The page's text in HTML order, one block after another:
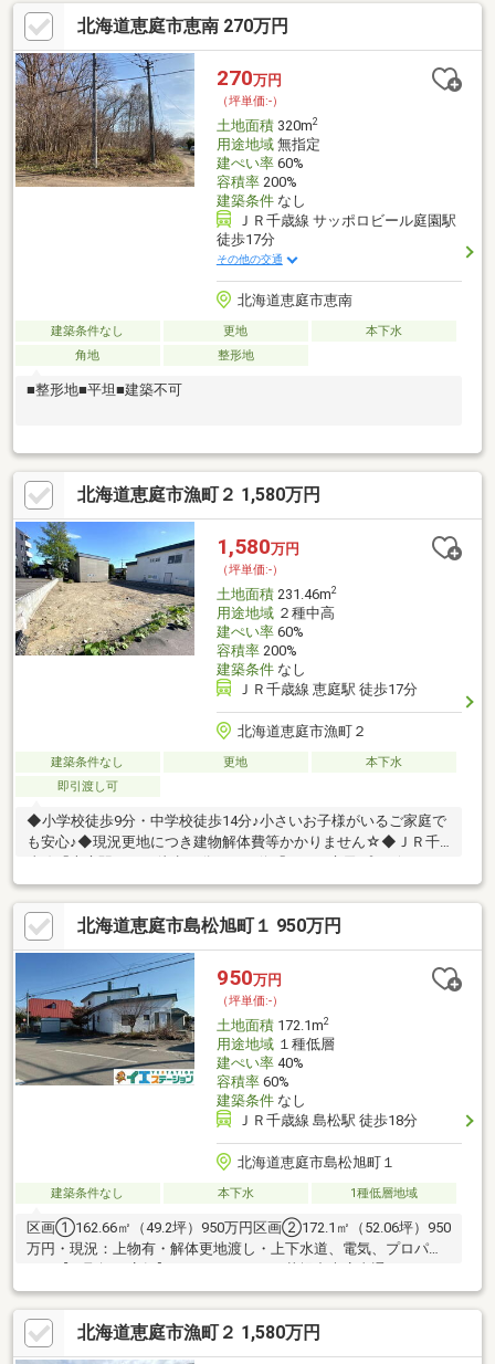
高層住居専用地域住居系＋事業のバランスが取れる◆建ぺい率
60％容積率200％ボリュームある建築も検討可能■JR恵み野駅徒歩
13分通勤通学や来院動線もスムーズ◆周辺に飲食店やクリニック
が点在集客の流れがすでにできているエリア■小学校徒歩4分ファ
ミリー向け住宅需要も見込める
北海道恵庭市恵南 270万円
270万円
（坪単価:-）
土地面積320m2
用途地域無指定
建ぺい率60%
容積率200%
建築条件なし
ＪＲ千歳線 サッポロビール庭園駅
徒歩17分
その他の交通
北海道恵庭市恵南
建築条件なし 更地
本下水
角地
整形地
■整形地■平坦■建築不可
北海道恵庭市漁町２ 1,580万円
1,580万円
（坪単価:-）
土地面積231.46m2
用途地域２種中高
建ぺい率60%
容積率200%
建築条件なし
ＪＲ千歳線 恵庭駅 徒歩17分
北海道恵庭市漁町２
建築条件なし 更地
本下水
即引渡し可
◆小学校徒歩9分・中学校徒歩14分♪小さいお子様がいるご家庭で
も安心♪◆現況更地につき建物解体費等かかりません☆◆ＪＲ千
徒歩3分！◆近くには公園や幼稚園もあるので子育て世帯の方に
もオススメ！◆ビッグハウスまで徒歩3分！お買い物に便利な立
地♪◆建築条件はありませんので、お好きなハウスメーカー・工
務店で建築できます☆※ブロック塀がありますが、現況渡しとな
北海道恵庭市島松旭町１ 950万円
950万円
（坪単価:-）
土地面積172.1m2
用途地域１種低層
建ぺい率40%
容積率60%
建築条件なし
ＪＲ千歳線 島松駅 徒歩18分
北海道恵庭市島松旭町１
建築条件なし 本下水 1種低層地域
区画①162.66㎡（49.2坪）950万円区画②172.1㎡（52.06坪）950
万円・現況：上物有・解体更地渡し・上下水道、電気、プロパン
221-0622
北海道恵庭市漁町２ 1,580万円